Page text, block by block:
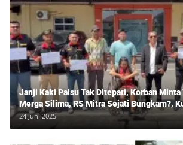
Janji Kaki Palsu Tak Ditepati, Korban
Merga Silima, RS Mitra Sejati Bungkam?,
Hans Silalahi Dampingi Julita Cari Keadilan
24 Juni 2025